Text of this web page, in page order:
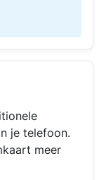
je telefoon.
meer